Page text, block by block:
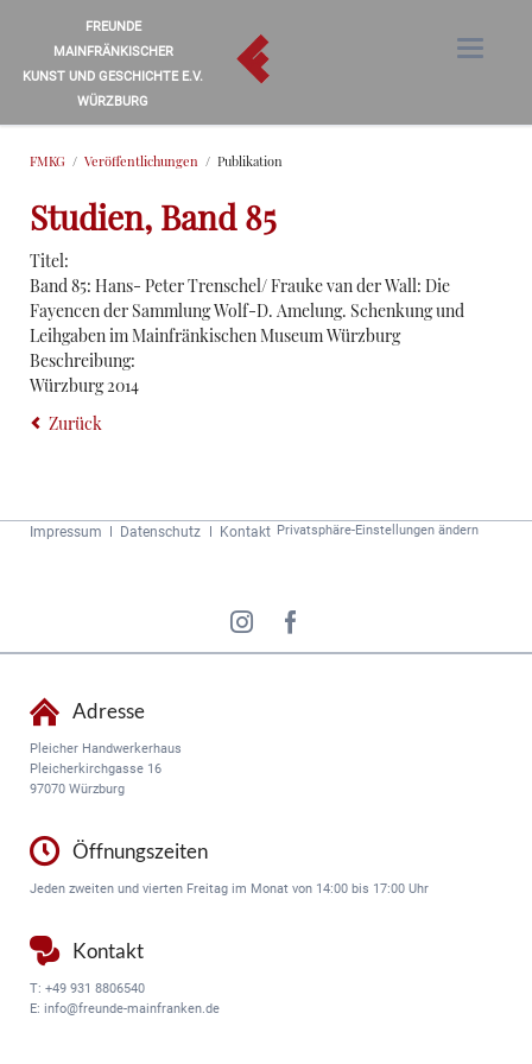
FREUNDE
MAINFRÄNKISCHER
KUNST UND GESCHICHTE E.V.
WÜRZBURG
FMKG Veröffentlichungen Publikation
Studien, Band 85
Titel:
Band 85: Hans- Peter Trenschel/ Frauke van der Wall: Die
Fayencen der Sammlung Wolf-D. Amelung. Schenkung und
Leihgaben im Mainfränkischen Museum Würzburg
Beschreibung:
Würzburg 2014
Zurück
Navigation
Impressum Datenschutz Kontakt Privatsphäre-Einstellungen ändern
Adresse
Pleicher Handwerkerhaus
Pleicherkirchgasse 16
97070 Würzburg
Öffnungszeiten
Jeden zweiten und vierten Freitag im Monat von 14:00 bis 17:00 Uhr
Kontakt
T: +49 931 8806540
E: info@freunde-mainfranken.de